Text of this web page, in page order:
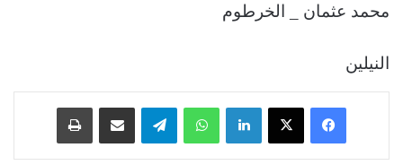
محمد عثمان _ الخرطوم
النيلين
فيسبوك ‫X لينكدإن واتساب تيلقرام